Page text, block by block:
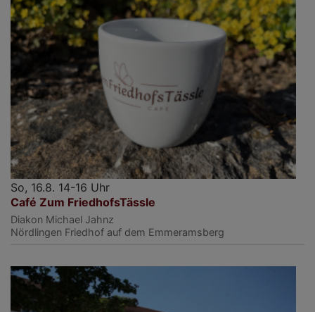
So, 16.8. 14-16 Uhr
Café Zum FriedhofsTässle
Diakon Michael Jahnz
Nördlingen Friedhof auf dem Emmeramsberg